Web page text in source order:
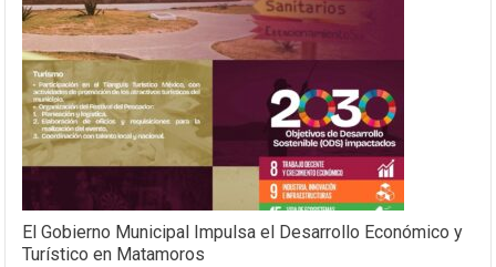
El Gobierno Municipal Impulsa el Desarrollo Económico y
Turístico en Matamoros